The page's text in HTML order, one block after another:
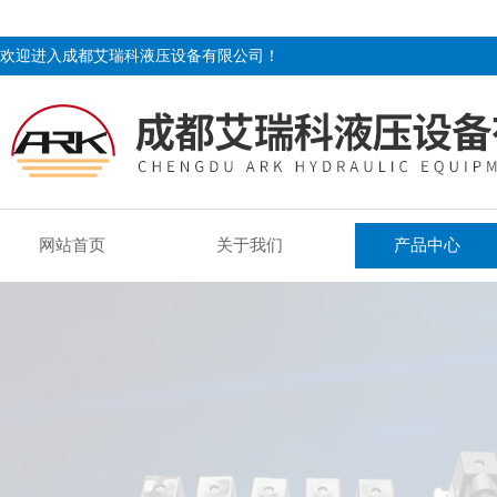
欢迎进入成都艾瑞科液压设备有限公司！
网站首页 关于我们 产品中心